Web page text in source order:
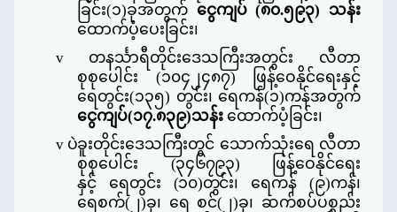
ခြင်း(၁)ခုအတွက် ငွေကျပ်(၈၀.၅၉၃) သန်း
ထောက်ပံ့ပေးခြင်း၊
v
တနင်္သာရီတိုင်းဒေသကြီးအတွင်း လီတာ
စုစုပေါင်း (၁၀၄၂၄၈၇) ဖြန့်ဝေနိုင်ရေးနှင့်
ရေတွင်း(၁၃၅) တွင်း၊ ရေကန်(၁)ကန်အတွက်
ငွေကျပ်(၁၇.၈၃၉)သန်း ထောက်ပံ့ခြင်း၊
v ပဲခူးတိုင်းဒေသကြီးတွင် သောက်သုံးရေ လီတာ
စုစုပေါင်း (၃၄၆၇၉၃)
ဖြန့်ဝေနိုင်ရေး
နှင့်
ရေတွင်း (၁၀)တွင်း၊ ရေကန်(၉)ကန်၊
ရေစက်( ၂)ခု၊ ရေ စင်( ၂)ခု၊ ဆက်စပ်ပစ္စည်း